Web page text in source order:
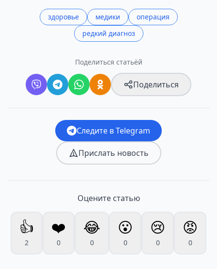
здоровье медики
операция
редкий диагноз
Поделиться статьёй
Поделиться
Следите в Telegram
Прислать новость
Оцените статью
👍
2
❤️
0
😂
0
😮
0
😢
0
😡
0